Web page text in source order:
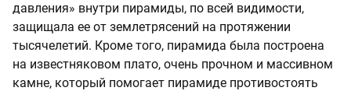
давления» внутри пирамиды, по всей видимости,
защищала ее от землетрясений на протяжении
тысячелетий. Кроме того, пирамида была построена
на известняковом плато, очень прочном и массивном
камне, который помогает пирамиде противостоять